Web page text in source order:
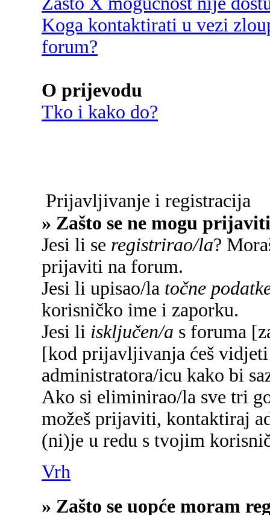
Koga kontaktirati u vezi
forum?
O prijevodu
Tko i kako do?
Prijavljivanje i registracija
» Zašto se ne mogu
Jesi li se registrirao/la?
prijaviti na forum.
Jesi li upisao/la točne
korisničko ime i zaporku.
Jesi li isključen/a s foruma
[kod prijavljivanja ćeš
administratora/icu kako bi
Ako si eliminirao/la sve tri
možeš prijaviti, kontaktiraj
(ni)je u redu s tvojim
Vrh
» Zašto se uopće moram